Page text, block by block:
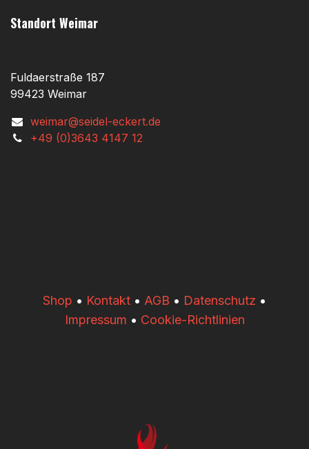
Standort Weimar
Fuldaerstraße 187
99423 Weimar
weimar@seidel-eckert.de
+49 (0)3643 4147 12
​​Shop • Kontakt • AGB • Datenschutz •
Impressum • Cookie-Richtlinien